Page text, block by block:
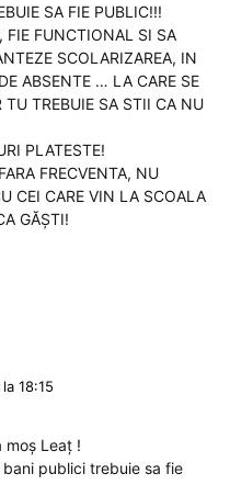
SA FIE PUBLIC!!!
FIE FUNCTIONAL SI SA
SCOLARIZAREA, IN
ABSENTE … LA CARE SE
TU TREBUIE SA STII CA NU
PLATESTE!
FRECVENTA, NU
CEI CARE VIN LA SCOALA
GĂŞTI!
18:15
Leaț !
publici trebuie sa fie